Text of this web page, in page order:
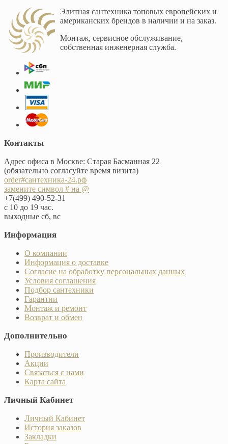
Элитная сантехника топовых европейских и
американских брендов в наличии и на заказ.
Монтаж, сервисное обслуживание,
собственная инженерная служба.
Контакты
Адрес офиса в Москве: Старая Басманная 22
(обязательно согласуйте время визита)
order#сантехника-24.рф
замените символ # на @
+7(499) 490-52-31
с 10 до 19 час.
выходные сб, вс
Информация
О компании
Информация о доставке
Согласие на обработку персональных данных
Условия соглашения
Подбор сантехники
Гарантии
Монтаж и ремонт
Возврат и обмен
Дополнительно
Производители
Акции
Связаться с нами
Карта сайта
Личный Кабинет
Личный Кабинет
История заказов
Закладки